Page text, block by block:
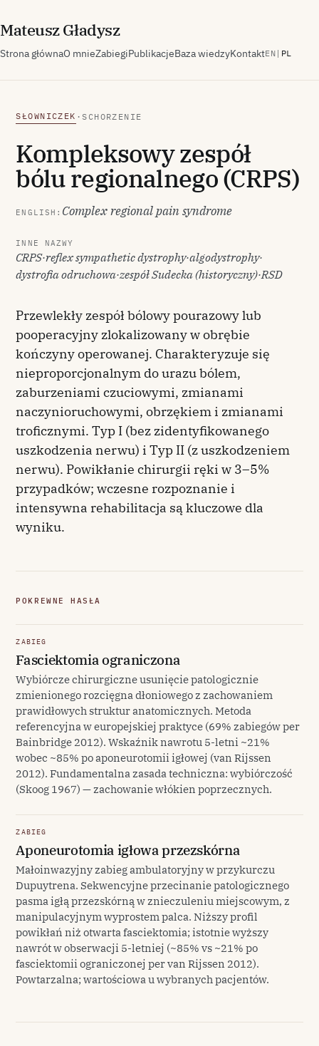
MateuszGładysz
Strona głównaO mnieZabiegiPublikacjeBaza wiedzyKontaktEN | PL
SŁOWNICZEK ·SCHORZENIE
Kompleksowy zespół
bólu regionalnego (CRPS)
ENGLISH: Complex regional pain syndrome
INNE NAZWY
CRPS·reflex sympathetic dystrophy·algodystrophy·
dystrofia odruchowa·zespół Sudecka (historyczny)·RSD
Przewlekły zespół bólowy pourazowy lub
pooperacyjny zlokalizowany w obrębie
kończyny operowanej. Charakteryzuje się
nieproporcjonalnym do urazu bólem,
zaburzeniami czuciowymi, zmianami
naczynioruchowymi, obrzękiem i zmianami
troficznymi. Typ I (bez zidentyfikowanego
uszkodzenia nerwu) i Typ II (z uszkodzeniem
nerwu). Powikłanie chirurgii ręki w 3–5%
przypadków; wczesne rozpoznanie i
intensywna rehabilitacja są kluczowe dla
wyniku.
POKREWNE HASŁA
ZABIEG
Fasciektomia ograniczona
Wybiórcze chirurgiczne usunięcie patologicznie
zmienionego rozcięgna dłoniowego z zachowaniem
prawidłowych struktur anatomicznych. Metoda
referencyjna w europejskiej praktyce (69% zabiegów per
Bainbridge 2012). Wskaźnik nawrotu 5-letni ~21%
wobec ~85% po aponeurotomii igłowej (van Rijssen
2012). Fundamentalna zasada techniczna: wybiórczość
(Skoog 1967) — zachowanie włókien poprzecznych.
ZABIEG
Aponeurotomia igłowa przezskórna
Małoinwazyjny zabieg ambulatoryjny w przykurczu
Dupuytrena. Sekwencyjne przecinanie patologicznego
pasma igłą przezskórną w znieczuleniu miejscowym, z
manipulacyjnym wyprostem palca. Niższy profil
powikłań niż otwarta fasciektomia; istotnie wyższy
nawrót w obserwacji 5-letniej (~85% vs ~21% po
fasciektomii ograniczonej per van Rijssen 2012).
Powtarzalna; wartościowa u wybranych pacjentów.